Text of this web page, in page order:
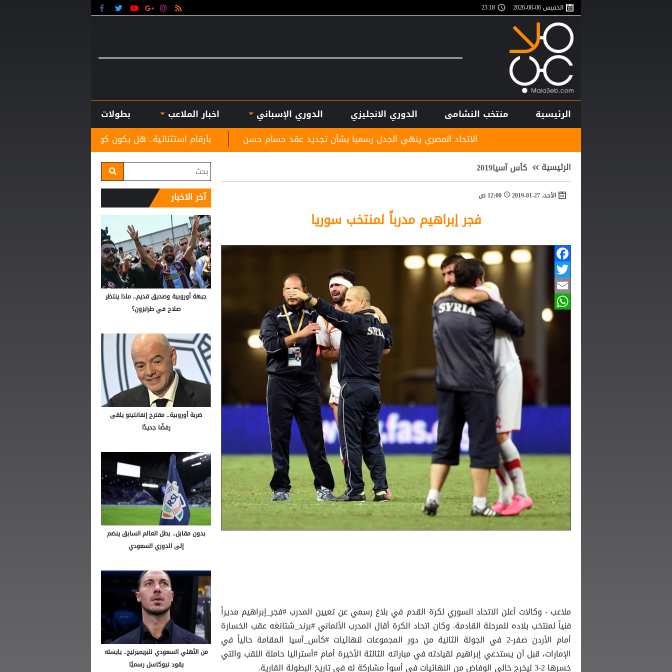
الخميس 06-08-2026 23:18
الرئيسية منتخب النشامى الدوري الانجليزي الدوري الإسباني اخبار الملاعب
بطولات
بأرقام استثنائية.. هل يكون كوبارسي مفاجأة الكرة الذهبية؟ الاتحاد المصري ينهي الجدل رسميا بشأن تجديد عقد حسام حسن
الرئيسية كأس آسيا2019
الأحد، 27-01-2019 12:00 ص
فجر إبراهيم مدرباً لمنتخب سوريا
Facebook
Twitter
Email
WhatsApp
ملاعب - وكالات أعلن الاتحاد السوري لكرة القدم في بلاغ رسمي عن تعيين المدرب #فجر_إبراهيم مديراً
فنياً لمنتخب بلاده للمرحلة القادمة. وكان اتحاد الكرة أقال المدرب الألماني #برند_شتانغه عقب الخسارة
أمام الأردن صفر-2 في الجولة الثانية من دور المجموعات لنهائيات #كأس_آسيا المقامة حالياً في
الإمارات، قبل أن يستدعي إبراهيم لقيادته في مباراته الثالثة الأخيرة أمام #أستراليا حاملة اللقب والتي
خسرها 2-3 ليخرج خالي الوفاض من النهائيات في أسوأ مشاركة له في تاريخ البطولة القارية.
آخر الاخبار
جبهة أوروبية وصديق قديم.. ماذا ينتظر
صلاح في طرابزون؟
ضربة أوروبية.. مقترح إنفانتينو يلقى
رفضًا جديدًا
بدون مقابل.. بطل العالم السابق ينضم
إلى الدوري السعودي
من الأهلي السعودي للبريميرليج.. يايسله
يقود نيوكاسل رسميًا